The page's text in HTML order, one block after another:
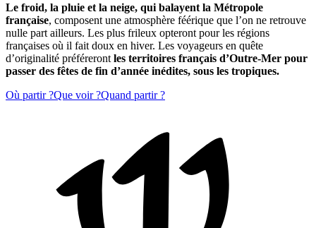
Le froid, la pluie et la neige, qui balayent la Métropole
française, composent une atmosphère féérique que l’on ne retrouve
nulle part ailleurs. Les plus frileux opteront pour les régions
françaises où il fait doux en hiver. Les voyageurs en quête
d’originalité préféreront les territoires français d’Outre-Mer pour
passer des fêtes de fin d’année inédites, sous les tropiques.
Où partir ?Que voir ?Quand partir ?